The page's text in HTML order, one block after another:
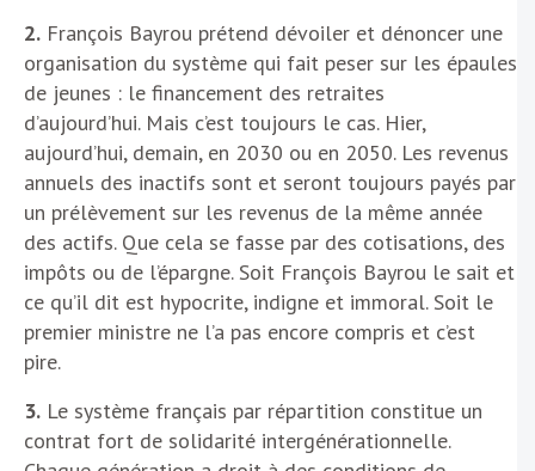
2. François Bayrou prétend dévoiler et dénoncer une
organisation du système qui fait peser sur les épaules
de jeunes : le financement des retraites
d’aujourd’hui. Mais c’est toujours le cas. Hier,
aujourd’hui, demain, en 2030 ou en 2050. Les revenus
annuels des inactifs sont et seront toujours payés par
un prélèvement sur les revenus de la même année
des actifs. Que cela se fasse par des cotisations, des
impôts ou de l’épargne. Soit François Bayrou le sait et
ce qu’il dit est hypocrite, indigne et immoral. Soit le
premier ministre ne l’a pas encore compris et c’est
pire.
3. Le système français par répartition constitue un
contrat fort de solidarité intergénérationnelle.